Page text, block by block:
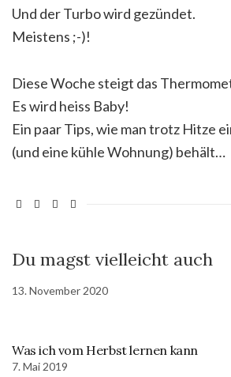
Und der Turbo wird gezündet.
Meistens ;-)!
Diese Woche steigt das
Es wird heiss Baby!
Ein paar Tips, wie man trotz Hitze
(und eine kühle Wohnung) behält…
Du magst vielleicht auch
13. November 2020
Was ich vom Herbst lernen kann
7. Mai 2019